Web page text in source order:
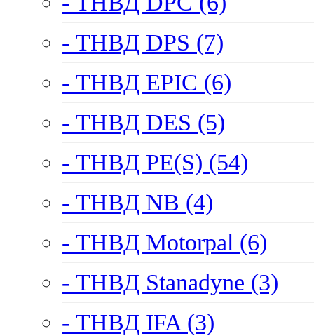
- ТНВД DPS (7)
- ТНВД EPIC (6)
- ТНВД DES (5)
- ТНВД PE(S) (54)
- ТНВД NB (4)
- ТНВД Motorpal (6)
- ТНВД Stanadyne (3)
- ТНВД IFA (3)